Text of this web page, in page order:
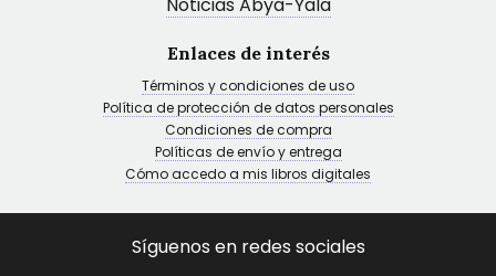
Enlaces de interés
Términos y condiciones de uso
Política de protección de datos personales
Condiciones de compra
Políticas de envío y entrega
Cómo accedo a mis libros digitales
Síguenos en redes sociales